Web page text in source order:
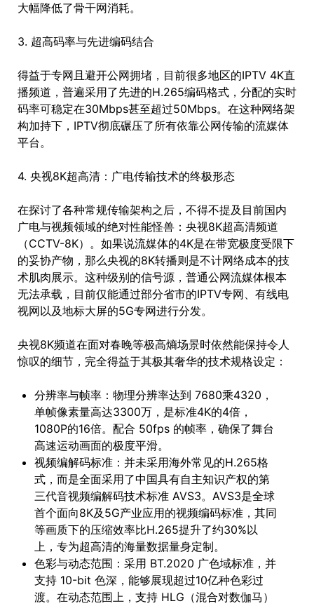
大幅降低了骨干网消耗。
3. 超高码率与先进编码结合
得益于专网且避开公网拥堵，目前很多地区的IPTV 4K直
播频道，普遍采用了先进的H.265编码格式，分配的实时
码率可稳定在30Mbps甚至超过50Mbps。在这种网络架
构加持下，IPTV彻底碾压了所有依靠公网传输的流媒体
平台。
4. 央视8K超高清：广电传输技术的终极形态
在探讨了各种常规传输架构之后，不得不提及目前国内
广电与视频领域的绝对性能怪兽：央视8K超高清频道
（CCTV-8K）。如果说流媒体的4K是在带宽极度受限下
的妥协产物，那么央视的8K转播则是不计网络成本的技
术肌肉展示。这种级别的信号源，普通公网流媒体根本
无法承载，目前仅能通过部分省市的IPTV专网、有线电
视网以及地标大屏的5G专网进行分发。
央视8K频道在面对春晚等极高熵场景时依然能保持令人
惊叹的细节，完全得益于其极其奢华的技术规格设定：
分辨率与帧率：物理分辨率达到 7680乘4320，
单帧像素量高达3300万，是标准4K的4倍，
1080P的16倍。配合 50fps 的帧率，确保了舞台
高速运动画面的极度平滑。
视频编解码标准：并未采用海外常见的H.265格
式，而是全面采用了中国具有自主知识产权的第
三代音视频编解码技术标准 AVS3。AVS3是全球
首个面向8K及5G产业应用的视频编码标准，其同
等画质下的压缩效率比H.265提升了约30%以
上，专为超高清的海量数据量身定制。
色彩与动态范围：采用 BT.2020 广色域标准，并
支持 10-bit 色深，能够展现超过10亿种色彩过
渡。在动态范围上，支持 HLG（混合对数伽马）